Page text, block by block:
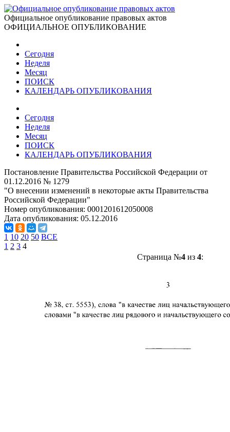
Официальное опубликование правовых актов
ОФИЦИАЛЬНОЕ ОПУБЛИКОВАНИЕ
Сегодня
Неделя
Месяц
ПОИСК
КАЛЕНДАРЬ ОПУБЛИКОВАНИЯ
Сегодня
Неделя
Месяц
ПОИСК
КАЛЕНДАРЬ ОПУБЛИКОВАНИЯ
Постановление Правительства Российской Федерации от
01.12.2016 № 1279
"О внесении изменений в некоторые акты Правительства
Российской Федерации"
Номер опубликования: 0001201612050008
Дата опубликования: 05.12.2016
1 10 20 50 ВСЕ
1 2 3 4
Страница №4из 4: